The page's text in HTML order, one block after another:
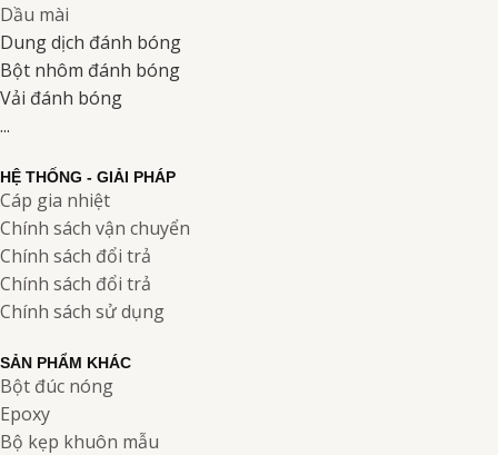
Dầu mài
Dung dịch đánh bóng
Bột nhôm đánh bóng
Vải đánh bóng
...
HỆ THỐNG - GIẢI PHÁP
Cáp gia nhiệt
Chính sách vận chuyển
Chính sách đổi trả
Chính sách đổi trả
Chính sách sử dụng
SẢN PHẨM KHÁC
Bột đúc nóng
Epoxy
Bộ kẹp khuôn mẫu